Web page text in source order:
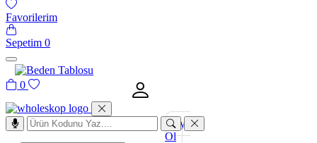
Favorilerim
Sepetim 0
0
Üye
Ol